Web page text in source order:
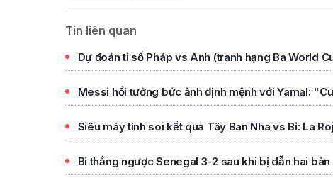
Tin liên quan
Dự đoán tỉ số Pháp vs Anh (tranh hạng Ba World
Messi hồi tưởng bức ảnh định mệnh với Yamal:
Siêu máy tính soi kết quả Tây Ban Nha vs Bỉ: La
Bỉ thắng ngược Senegal 3-2 sau khi bị dẫn hai bàn